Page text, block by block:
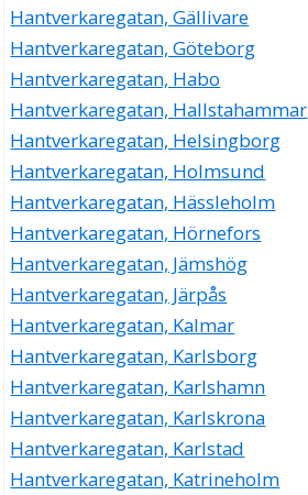
Hantverkaregatan, Gällivare
Hantverkaregatan, Göteborg
Hantverkaregatan, Habo
Hantverkaregatan, Hallstahammar
Hantverkaregatan, Helsingborg
Hantverkaregatan, Holmsund
Hantverkaregatan, Hässleholm
Hantverkaregatan, Hörnefors
Hantverkaregatan, Jämshög
Hantverkaregatan, Järpås
Hantverkaregatan, Kalmar
Hantverkaregatan, Karlsborg
Hantverkaregatan, Karlshamn
Hantverkaregatan, Karlskrona
Hantverkaregatan, Karlstad
Hantverkaregatan, Katrineholm